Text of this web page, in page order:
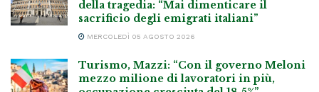
della tragedia: “Mai dimenticare il
sacrificio degli emigrati italiani”
MERCOLEDÌ 05 AGOSTO 2026
Turismo, Mazzi: “Con il governo Meloni
mezzo milione di lavoratori in più,